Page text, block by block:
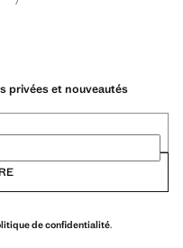
privées et nouveautés
de confidentialité.